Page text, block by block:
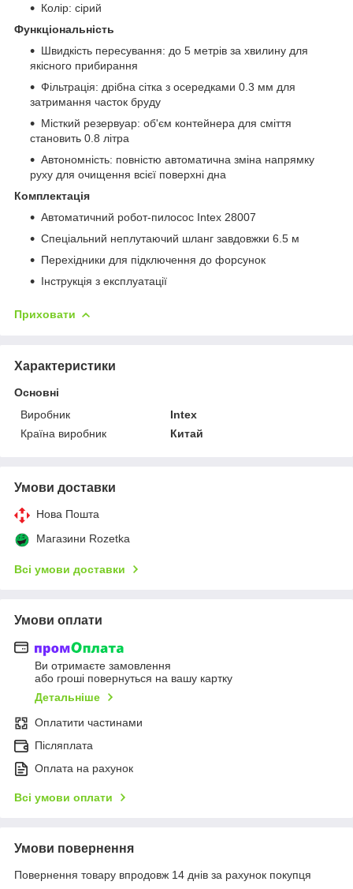
Колір: сірий
Функціональність
Швидкість пересування: до 5 метрів за хвилину для
якісного прибирання
Фільтрація: дрібна сітка з осередками 0.3 мм для
затримання часток бруду
Місткий резервуар: об'єм контейнера для сміття
становить 0.8 літра
Автономність: повністю автоматична зміна напрямку
руху для очищення всієї поверхні дна
Комплектація
Автоматичний робот-пилосос Intex 28007
Спеціальний неплутаючий шланг завдовжки 6.5 м
Перехідники для підключення до форсунок
Інструкція з експлуатації
Приховати
Характеристики
Основні
Виробник
Intex
Країна виробник
Китай
Умови доставки
Нова Пошта
Магазини Rozetka
Всі умови доставки
Умови оплати
Ви отримаєте замовлення
або гроші повернуться на вашу картку
Детальніше
Оплатити частинами
Післяплата
Оплата на рахунок
Всі умови оплати
Умови повернення
Повернення товару впродовж 14 днів за рахунок покупця